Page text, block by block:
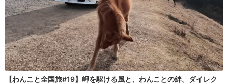
【わんこと全国旅#19】岬を駆ける風と、わんことの絆。ダイレク